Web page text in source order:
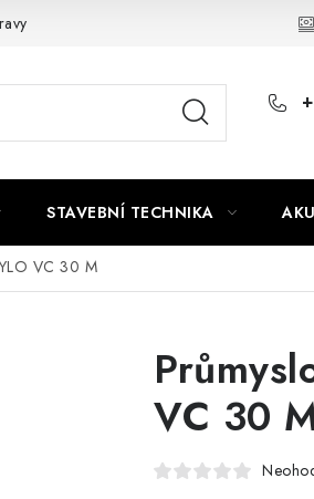
STAVEBNÍ TECHNIKA
VC 30 M
VC 30